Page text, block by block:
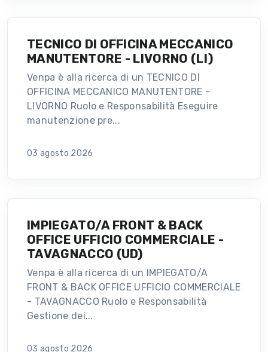
TECNICO DI OFFICINA MECCANICO
MANUTENTORE - LIVORNO (LI)
Venpa è alla ricerca di un TECNICO DI
OFFICINA MECCANICO MANUTENTORE -
LIVORNO Ruolo e Responsabilità Eseguire
manutenzione pre...
03 agosto 2026
IMPIEGATO/A FRONT & BACK
OFFICE UFFICIO COMMERCIALE -
TAVAGNACCO (UD)
Venpa è alla ricerca di un IMPIEGATO/A
FRONT & BACK OFFICE UFFICIO COMMERCIALE
- TAVAGNACCO Ruolo e Responsabilità
Gestione dei...
03 agosto 2026